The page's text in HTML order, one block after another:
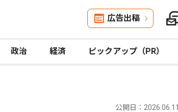
広告出稿
政治 経済 ピックアップ（PR）
公開日：2026.06.11